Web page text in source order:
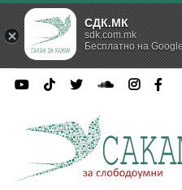
СДК.МК
sdk.com.mk
Бесплатно на